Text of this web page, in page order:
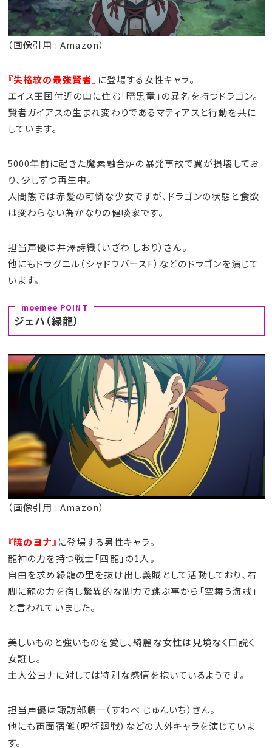
（画像引用 : Amazon）
『失格紋の最強賢者』 に登場する女性キャラ。
エイス王国付近の山に住む「暗黒竜」の異名を持つドラゴン。
賢者ガイアスの生まれ変わりであるマティアスと行動を共に
しています。
5000年前に起きた魔素融合炉の暴発事故で翼が損壊してお
り、少しずつ再生中。
人間態では赤髪の可憐な少女ですが、ドラゴンの状態と食欲
は変わらない為かなりの健啖家です。
担当声優は井澤詩織（いざわ しおり）さん。
他にもドラグニル（シャドウバースF）などのドラゴンを演じて
います。
ジェハ（緑龍）
（画像引用 : Amazon）
『暁のヨナ』 に登場する男性キャラ。
龍神の力を持つ戦士「四龍」の1人。
自由を求め緑龍の里を抜け出し義賊として活動しており、右
脚に龍の力を宿し驚異的な脚力で跳ぶ事から「空舞う海賊」
と言われていました。
美しいものと強いものを愛し、綺麗な女性は見境なく口説く
女誑し。
主人公ヨナに対しては特別な感情を抱いているようです。
担当声優は諏訪部順一（すわべ じゅんいち）さん。
他にも両面宿儺（呪術廻戦）などの人外キャラを演じていま
す。